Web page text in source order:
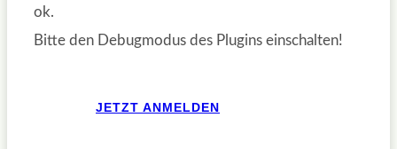
ok.
Bitte den Debugmodus des Plugins einschalten!
JETZT ANMELDEN